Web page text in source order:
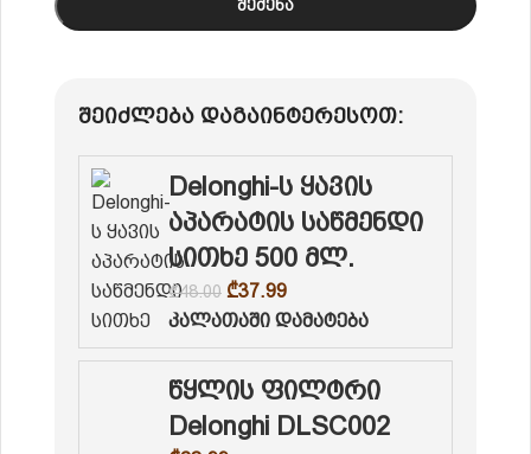
Შეძენა
შეიძლება დაგაინტერესოთ:
Delonghi-ს ყავის
აპარატის საწმენდი
სითხე 500 მლ.
₾48.00 ₾37.99
კალათაში დამატება
წყლის ფილტრი
Delonghi DLSC002